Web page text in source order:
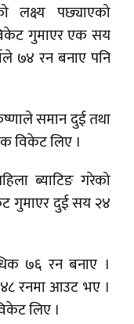
पछ्याएको
गुमाएर एक सय
७४ रन बनाए पनि
समान दुई तथा
विकेट लिए ।
ब्याटिङ गरेको
गुमाएर दुई सय २४
७६ रन बनाए ।
रनमा आउट भए ।
लिए ।